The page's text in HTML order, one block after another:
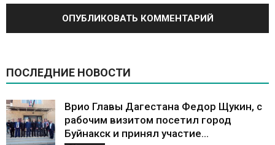
ПОСЛЕДНИЕ НОВОСТИ
Врио Главы Дагестана Федор Щукин, с
рабочим визитом посетил город
Буйнакск и принял участие...